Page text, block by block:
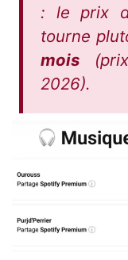
: le prix
tourne
mois
2026).